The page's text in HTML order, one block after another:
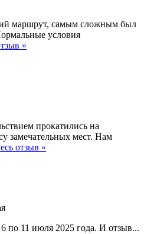
маршрут, самым сложным был
условия
»
прокатились на
замечательных мест. Нам
отзыв »
по 11 июля 2025 года. И отзыв...